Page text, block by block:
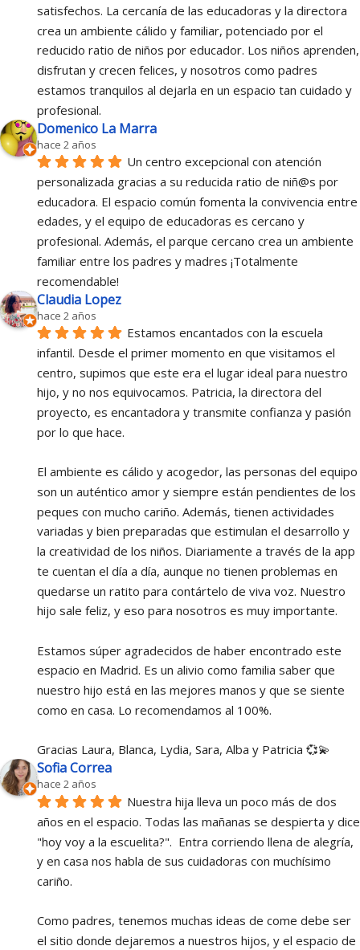
satisfechos. La cercanía de las educadoras y la directora
crea un ambiente cálido y familiar, potenciado por el
reducido ratio de niños por educador. Los niños aprenden,
disfrutan y crecen felices, y nosotros como padres
estamos tranquilos al dejarla en un espacio tan cuidado y
profesional.
Domenico La Marra
hace 2 años
Un centro excepcional con atención
personalizada gracias a su reducida ratio de niñ@s por
educadora. El espacio común fomenta la convivencia entre
edades, y el equipo de educadoras es cercano y
profesional. Además, el parque cercano crea un ambiente
familiar entre los padres y madres ¡Totalmente
recomendable!
Claudia Lopez
hace 2 años
Estamos encantados con la escuela
infantil. Desde el primer momento en que visitamos el
centro, supimos que este era el lugar ideal para nuestro
hijo, y no nos equivocamos. Patricia, la directora del
proyecto, es encantadora y transmite confianza y pasión
por lo que hace.
El ambiente es cálido y acogedor, las personas del equipo
son un auténtico amor y siempre están pendientes de los
peques con mucho cariño. Además, tienen actividades
variadas y bien preparadas que estimulan el desarrollo y
la creatividad de los niños. Diariamente a través de la app
te cuentan el día a día, aunque no tienen problemas en
quedarse un ratito para contártelo de viva voz. Nuestro
hijo sale feliz, y eso para nosotros es muy importante.
Estamos súper agradecidos de haber encontrado este
espacio en Madrid. Es un alivio como familia saber que
nuestro hijo está en las mejores manos y que se siente
como en casa. Lo recomendamos al 100%.
Gracias Laura, Blanca, Lydia, Sara, Alba y Patricia 💞💫
Sofia Correa
hace 2 años
Nuestra hija lleva un poco más de dos
años en el espacio. Todas las mañanas se despierta y dice
"hoy voy a la escuelita?".  Entra corriendo llena de alegría,
y en casa nos habla de sus cuidadoras con muchísimo
cariño.
Como padres, tenemos muchas ideas de come debe ser
el sitio donde dejaremos a nuestros hijos, y el espacio de